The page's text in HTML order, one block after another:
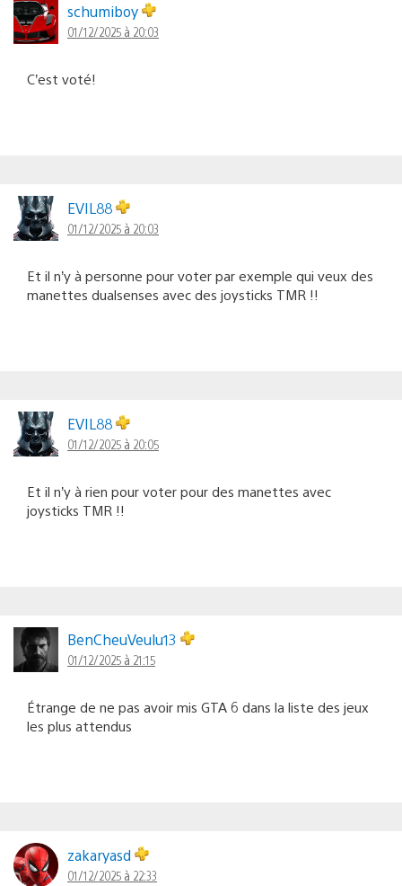
schumiboy
01/12/2025 à 20:03
C’est voté!
EVIL88
01/12/2025 à 20:03
Et il n’y à personne pour voter par exemple qui veux des
manettes dualsenses avec des joysticks TMR !!
EVIL88
01/12/2025 à 20:05
Et il n’y à rien pour voter pour des manettes avec
joysticks TMR !!
BenCheuVeulu13
01/12/2025 à 21:15
Étrange de ne pas avoir mis GTA 6 dans la liste des jeux
les plus attendus
zakaryasd
01/12/2025 à 22:33